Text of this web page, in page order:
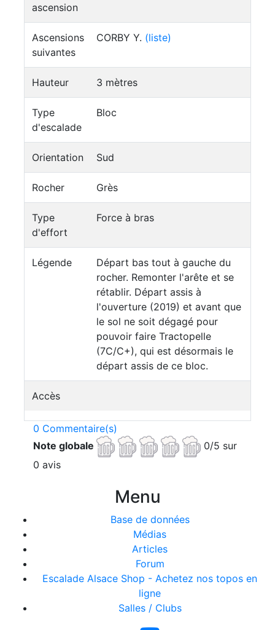
ascension
Ascensions
suivantes
CORBY Y. (liste)
Hauteur 3 mètres
Type
d'escalade
Bloc
Orientation Sud
Rocher Grès
Type
d'effort
Force à bras
Légende
Départ bas tout à gauche du
rocher. Remonter l'arête et se
rétablir. Départ assis à
l'ouverture (2019) et avant que
le sol ne soit dégagé pour
pouvoir faire Tractopelle
(7C/C+), qui est désormais le
départ assis de ce bloc.
Accès
0 Commentaire(s)
Note globale
0/5 sur
0 avis
Menu
Base de données
Médias
Articles
Forum
Escalade Alsace Shop - Achetez nos topos en
ligne
Salles / Clubs